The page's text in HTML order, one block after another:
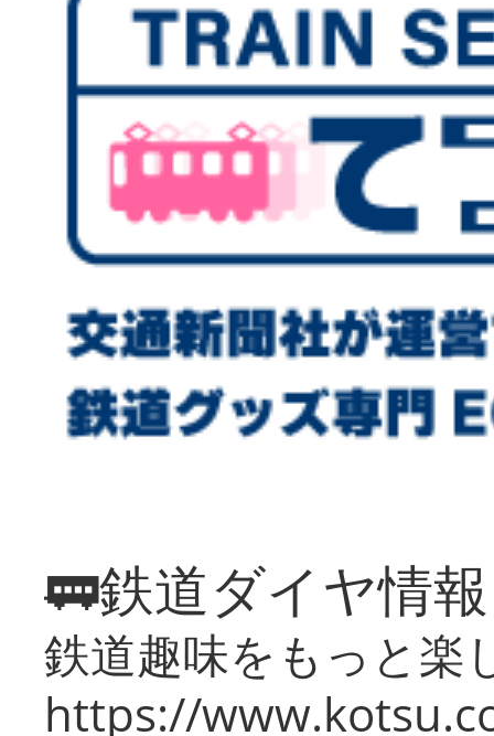
🚃鉄道ダイヤ情
鉄道趣味をもっと楽
https://